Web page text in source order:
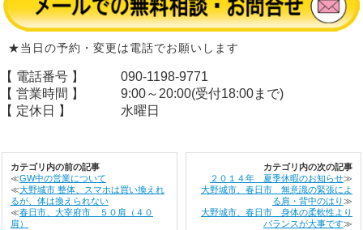
★当日の予約・変更は電話でお願いします
【 電話番号 】
090-1198-9771
【 営業時間 】
9:00～20:00(受付18:00まで)
【 定休日 】
水曜日
カテゴリ内の前の記事
≪GW中の営業について
≪大野城市 整体、スマホは買い換えれ
るが、体は換えられない
≪春日市、大宰府市 ５０肩（４０
肩）
カテゴリ内の次の記事
２０１４年 夏季休暇のお知らせ≫
大野城市、春日市 無意識の緊張によ
る肩・背中のはり≫
大野城市、春日市 身体の柔軟性より
バランスが大事です≫